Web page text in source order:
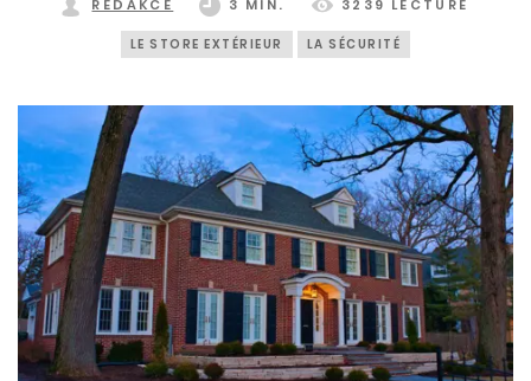
REDAKCE 3 MIN. 3239 LECTURE
LE STORE EXTÉRIEUR LA SÉCURITÉ